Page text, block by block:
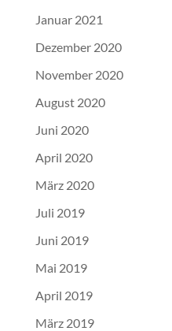
Januar 2021
Dezember 2020
November 2020
August 2020
Juni 2020
April 2020
März 2020
Juli 2019
Juni 2019
Mai 2019
April 2019
März 2019